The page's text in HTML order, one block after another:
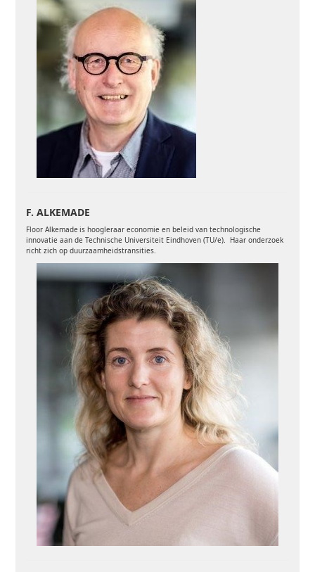
F. ALKEMADE
Floor Alkemade is hoogleraar economie en beleid van technologische
innovatie aan de Technische Universiteit Eindhoven (TU/e). Haar onderzoek
richt zich op duurzaamheidstransities.